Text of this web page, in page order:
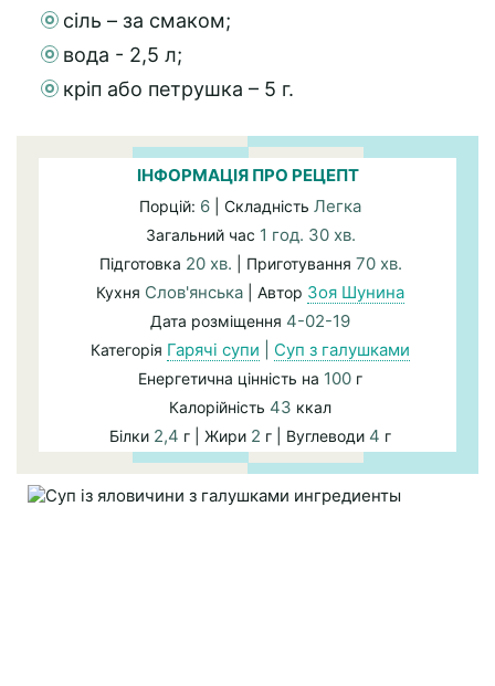
сіль – за смаком;
вода - 2,5 л;
кріп або петрушка – 5 г.
ІНФОРМАЦІЯ ПРО РЕЦЕПТ
Порцій: 6 | Складність Легка
Загальний час 1 год. 30 хв.
Підготовка 20 хв. | Приготування 70 хв.
Кухня Слов'янська | Автор Зоя Шунина
Дата розміщення 4-02-19
Категорія Гарячі супи Суп з галушками
Енергетична цінність на 100 г
Калорійність 43 ккал
Білки 2,4 г | Жири 2 г | Вуглеводи 4 г